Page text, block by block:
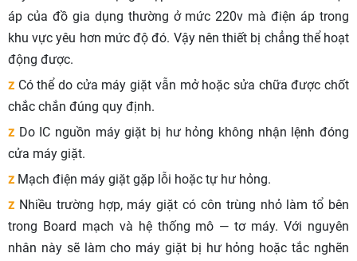
áp của đồ gia dụng thường ở mức 220v mà điện áp trong
khu vực yêu hơn mức độ đó. Vậy nên thiết bị chẳng thể hoạt
động được.
z Có thể do cửa máy giặt vẫn mở hoặc sửa chữa được chốt
chắc chắn đúng quy định.
z Do IC nguồn máy giặt bị hư hỏng không nhận lệnh đóng
cửa máy giặt.
z Mạch điện máy giặt gặp lỗi hoặc tự hư hỏng.
z Nhiều trường hợp, máy giặt có côn trùng nhỏ làm tổ bên
trong Board mạch và hệ thống mô — tơ máy. Với nguyên
nhân này sẽ làm cho máy giặt bị hư hỏng hoặc tắc nghẽn